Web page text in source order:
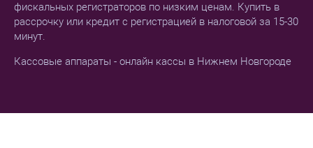
фискальных регистраторов по низким ценам. Купить в
рассрочку или кредит с регистрацией в налоговой за 15-30
минут.
Кассовые аппараты - онлайн кассы в Нижнем Новгороде